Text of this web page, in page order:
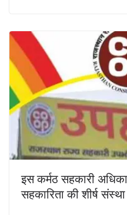
इस कर्मठ सहकारी
सहकारिता की शीर्ष